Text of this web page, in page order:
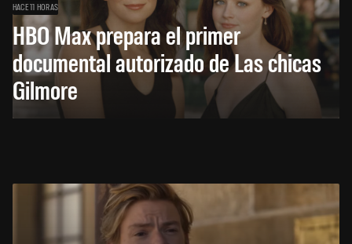
HACE 11 HORAS
HBO Max prepara el primer
documental autorizado de Las chicas
Gilmore